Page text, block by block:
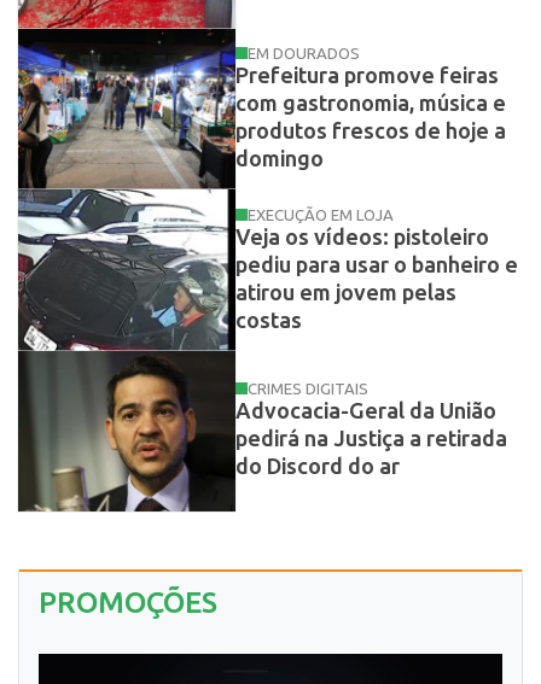
EM DOURADOS
Prefeitura promove feiras
com gastronomia, música e
produtos frescos de hoje a
domingo
EXECUÇÃO EM LOJA
Veja os vídeos: pistoleiro
pediu para usar o banheiro e
atirou em jovem pelas
costas
CRIMES DIGITAIS
Advocacia-Geral da União
pedirá na Justiça a retirada
do Discord do ar
PROMOÇÕES